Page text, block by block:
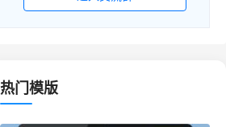
热门模版